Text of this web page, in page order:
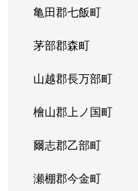
亀田郡七飯町
茅部郡森町
山越郡長万部町
檜山郡上ノ国町
爾志郡乙部町
瀬棚郡今金町